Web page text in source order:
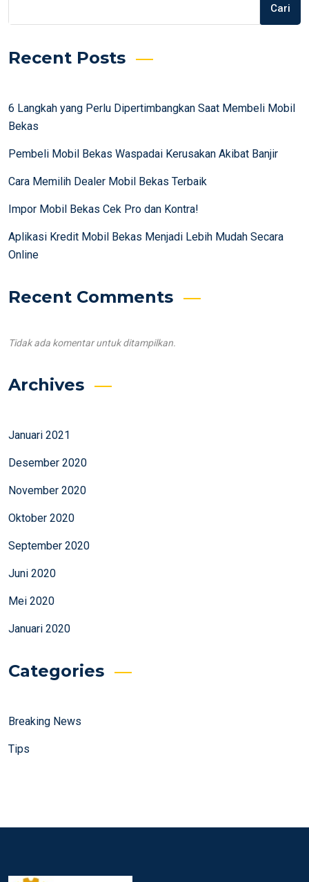
Cari
Recent Posts
6 Langkah yang Perlu Dipertimbangkan Saat Membeli Mobil
Bekas
Pembeli Mobil Bekas Waspadai Kerusakan Akibat Banjir
Cara Memilih Dealer Mobil Bekas Terbaik
Impor Mobil Bekas Cek Pro dan Kontra!
Aplikasi Kredit Mobil Bekas Menjadi Lebih Mudah Secara
Online
Recent Comments
Tidak ada komentar untuk ditampilkan.
Archives
Januari 2021
Desember 2020
November 2020
Oktober 2020
September 2020
Juni 2020
Mei 2020
Januari 2020
Categories
Breaking News
Tips